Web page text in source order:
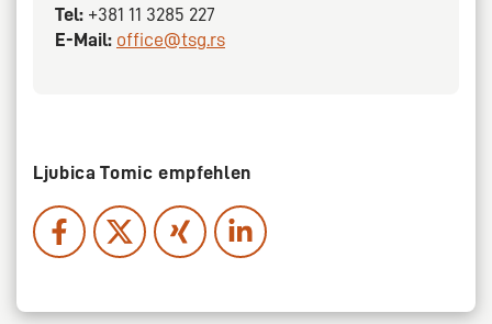
Tel: +381 11 3285 227
E-Mail: office@tsg.rs
Ljubica Tomic empfehlen